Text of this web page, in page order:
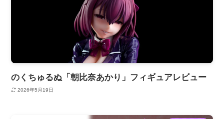
のくちゅるぬ「朝比奈あかり」フィギュアレビュー
2026年5月19日